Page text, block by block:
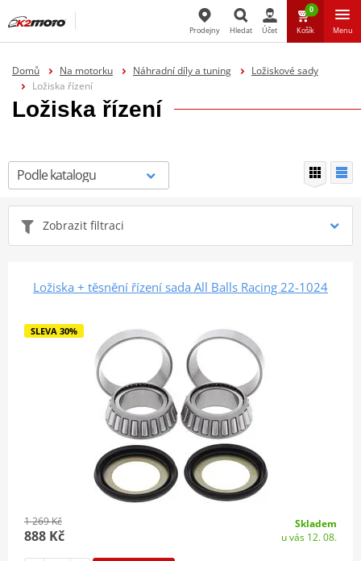
Hledat
Prodejny Hledat Účet
0
Košík Menu
Domů Na motorku Náhradní díly a tuning
Ložiskové sady
Ložiska řízení
Ložiska řízení
Zobrazit filtraci
Ložiska + těsnění řízení sada All Balls Racing 22-1024
SLEVA 30%
1 269 Kč
888 Kč
Skladem
u vás 12. 08.